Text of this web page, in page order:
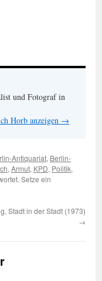
und Fotograf in
Horb anzeigen →
Antiquariat, Berlin-
, Armut, KPD, Politik,
Setze ein
Stadt in der Stadt (1973)
→